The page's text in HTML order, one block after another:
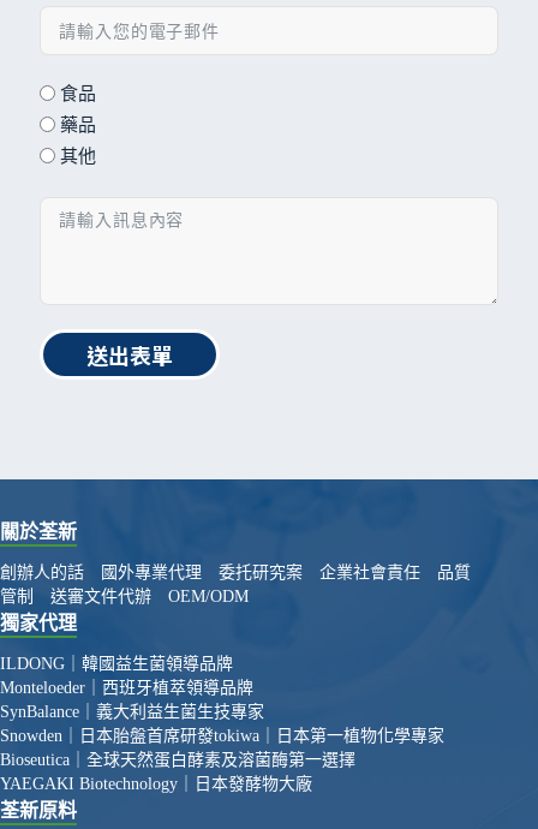
食品
藥品
其他
送出表單
關於荃新
創辦人的話 國外專業代理 委托研究案 企業社會責任
品質
管制
送審文件代辦 OEM/ODM
獨家代理
ILDONG｜韓國益生菌領導品牌
Monteloeder｜西班牙植萃領導品牌
SynBalance｜義大利益生菌生技專家
Snowden｜日本胎盤首席研發tokiwa｜日本第一植物化學專家
Bioseutica｜全球天然蛋白酵素及溶菌酶第一選擇
YAEGAKI Biotechnology｜日本發酵物大廠
荃新原料